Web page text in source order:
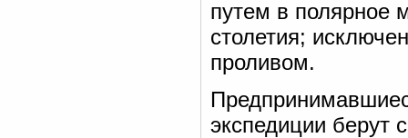
путем в полярное
столетия;
проливом.
экспедиции берут